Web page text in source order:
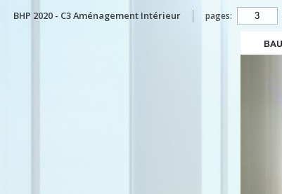
BHP 2020 - C3 Aménagement Intérieur pages: